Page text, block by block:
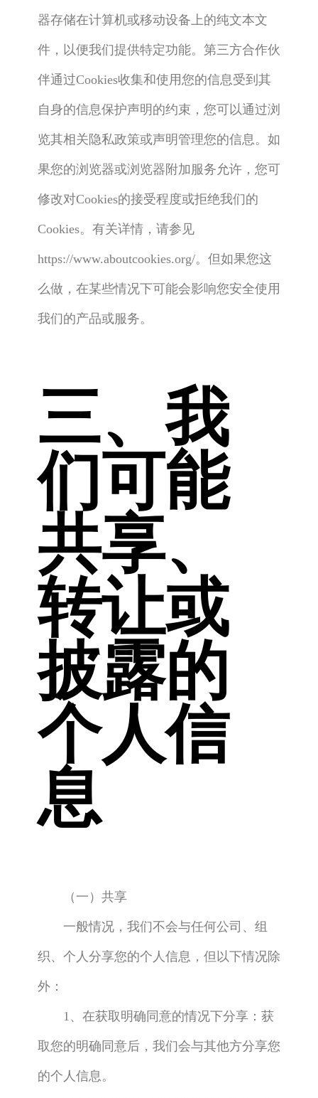
器存储在计算机或移动设备上的纯文本文
件，以便我们提供特定功能。第三方合作伙
伴通过Cookies收集和使用您的信息受到其
自身的信息保护声明的约束，您可以通过浏
览其相关隐私政策或声明管理您的信息。如
果您的浏览器或浏览器附加服务允许，您可
修改对Cookies的接受程度或拒绝我们的
Cookies。有关详情，请参见
https://www.aboutcookies.org/。但如果您这
么做，在某些情况下可能会影响您安全使用
我们的产品或服务。
三、我
们可能
共享、
转让或
披露的
个人信
息
（一）共享
一般情况，我们不会与任何公司、组
织、个人分享您的个人信息，但以下情况除
外：
1、在获取明确同意的情况下分享：获
取您的明确同意后，我们会与其他方分享您
的个人信息。